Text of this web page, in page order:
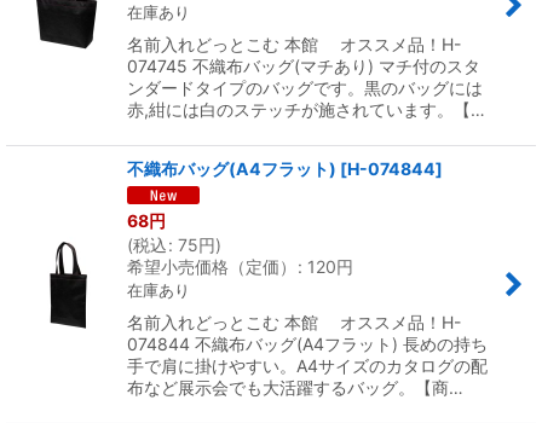
在庫あり
名前入れどっとこむ 本館 オススメ品！H-
074745 不織布バッグ(マチあり) マチ付のスタ
ンダードタイプのバッグです。黒のバッグには
赤,紺には白のステッチが施されています。【…
不織布バッグ(A4フラット) [H-074844]
68円
(税込: 75円)
希望小売価格（定価）
: 120円
在庫あり
名前入れどっとこむ 本館 オススメ品！H-
074844 不織布バッグ(A4フラット) 長めの持ち
手で肩に掛けやすい。A4サイズのカタログの配
布など展示会でも大活躍するバッグ。【商…